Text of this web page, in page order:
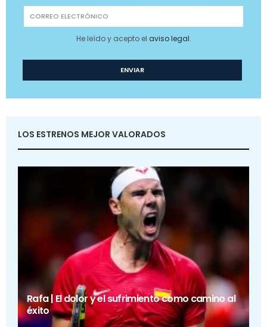
He leído y acepto el aviso legal.
LOS ESTRENOS MEJOR VALORADOS
Rafa | El dolor y el sufrimiento como camino al
éxito